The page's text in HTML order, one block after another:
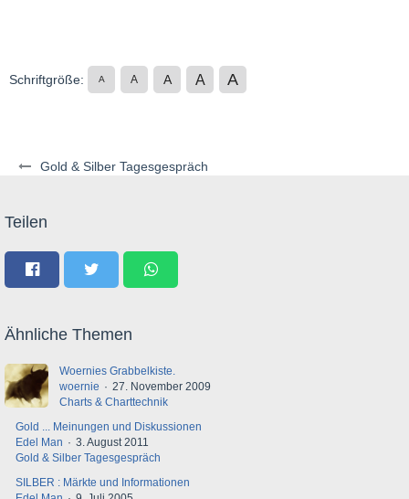
Gold & Silber Tagesgespräch
Schriftgröße: A A A A A
Teilen
Ähnliche Themen
Woernies Grabbelkiste.
woernie
27. November 2009
Charts & Charttechnik
Gold ... Meinungen und Diskussionen
Edel Man
3. August 2011
Gold & Silber Tagesgespräch
SILBER : Märkte und Informationen